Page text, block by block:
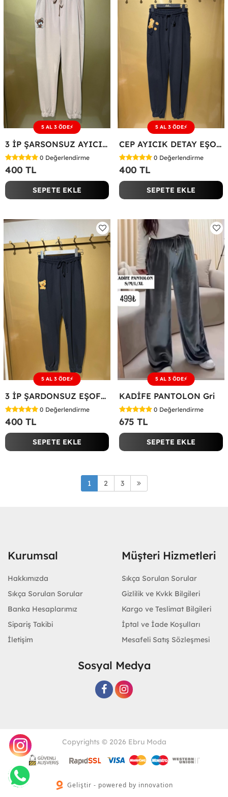
5 AL 3 ÖDE⚡
3 İP ŞARSONSUZ AYICIK DETAY EŞOFMAN ALTI Bej
0 Değerlendirme
400 TL
SEPETE EKLE
5 AL 3 ÖDE⚡
CEP AYICIK DETAY EŞOFMAN ALTI Siyah
0 Değerlendirme
400 TL
SEPETE EKLE
5 AL 3 ÖDE⚡
3 İP ŞARDONSUZ EŞOFMAN ALTI Siyah
0 Değerlendirme
400 TL
SEPETE EKLE
5 AL 3 ÖDE⚡
KADİFE PANTOLON Gri
0 Değerlendirme
675 TL
SEPETE EKLE
1 2 3
Kurumsal
Hakkımızda
Sıkça Sorulan Sorular
Banka Hesaplarımız
Sipariş Takibi
İletişim
Müşteri Hizmetleri
Sıkça Sorulan Sorular
Gizlilik ve Kvkk Bilgileri
Kargo ve Teslimat Bilgileri
İptal ve İade Koşulları
Mesafeli Satış Sözleşmesi
Sosyal Medya
Copyrights © 2026 Ebru Moda
Geliştir - powered by innovation